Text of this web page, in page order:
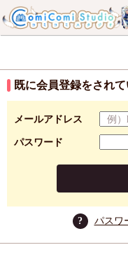
既に会員登録をされ
メールアドレス
パスワード
? パスワ